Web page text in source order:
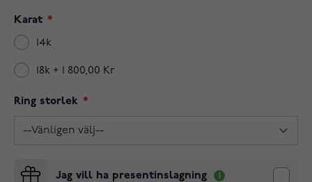
Karat
14k
18k + 1 800,00 Kr
Ring storlek
Jag vill ha presentinslagning